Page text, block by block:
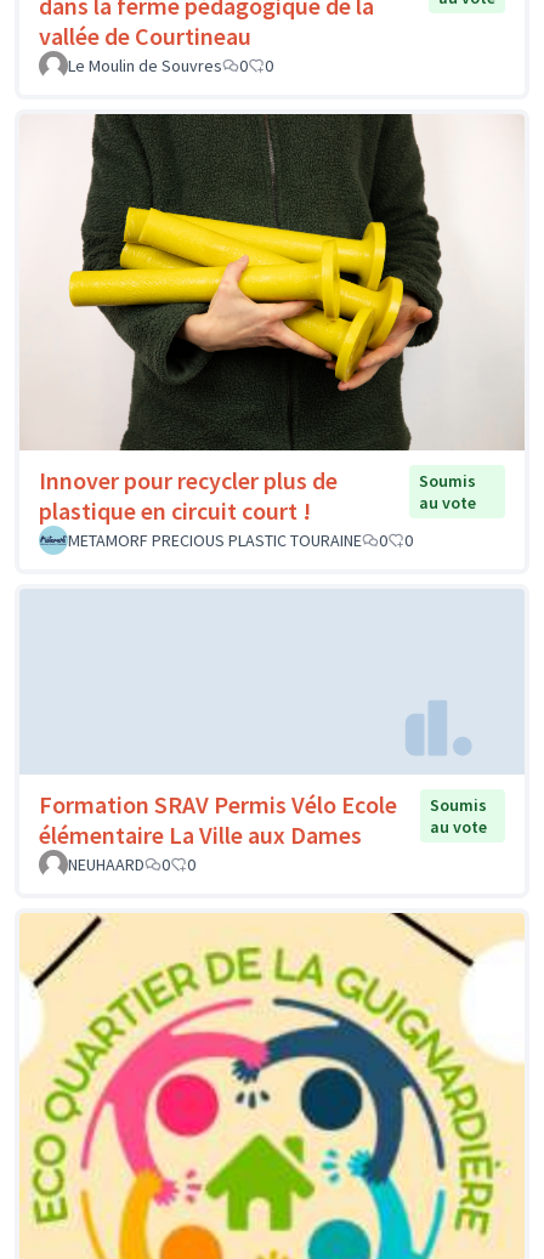
vallée de Courtineau
Le Moulin de Souvres 0 0
Innover pour recycler plus de
plastique en circuit court !
Soumis
au vote
METAMORF PRECIOUS PLASTIC TOURAINE
0 0
Formation SRAV Permis Vélo Ecole
élémentaire La Ville aux Dames
Soumis
au vote
NEUHAARD
0 0